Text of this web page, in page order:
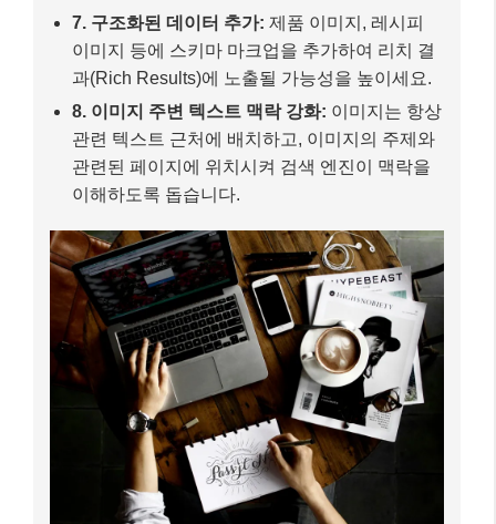
7. 구조화된 데이터 추가: 제품 이미지, 레시피
이미지 등에 스키마 마크업을 추가하여 리치 결
과(Rich Results)에 노출될 가능성을 높이세요.
8. 이미지 주변 텍스트 맥락 강화: 이미지는 항상
관련 텍스트 근처에 배치하고, 이미지의 주제와
관련된 페이지에 위치시켜 검색 엔진이 맥락을
이해하도록 돕습니다.